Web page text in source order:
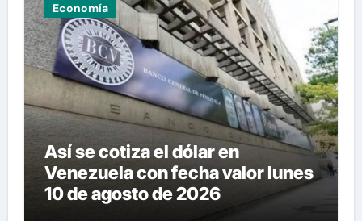
Economía
Así se cotiza el dólar en
Venezuela con fecha valor lunes
10 de agosto de 2026